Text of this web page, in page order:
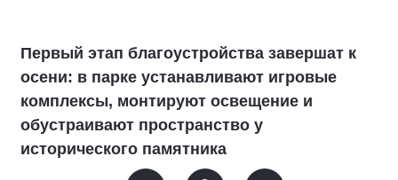
Первый этап благоустройства завершат к
осени: в парке устанавливают игровые
комплексы, монтируют освещение и
обустраивают пространство у
исторического памятника